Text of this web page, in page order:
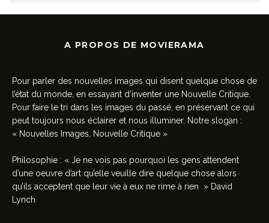
A PROPOS DE MOVIERAMA
Pour parler des nouvelles images qui disent quelque chose de
l’état du monde, en essayant d’inventer une Nouvelle Critique.
Pour faire le tri dans les images du passé, en préservant ce qui
peut toujours nous éclairer et nous illuminer. Notre slogan :
« Nouvelles Images, Nouvelle Critique »
Philosophie : « Je ne vois pas pourquoi les gens attendent
d’une oeuvre d’art qu’elle veuille dire quelque chose alors
qu’ils acceptent que leur vie à eux ne rime à rien » David
Lynch